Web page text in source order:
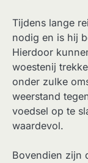
Tijdens lange
nodig en is hij
Hierdoor
woestenij
onder zulke
weerstand
voedsel op te
waardevol.
Bovendien zijn